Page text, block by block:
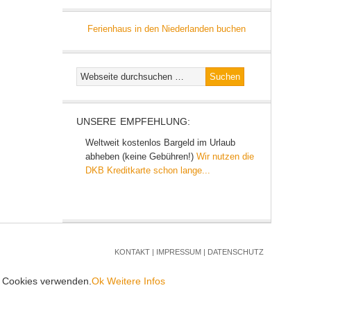
Ferienhaus in den Niederlanden buchen
UNSERE EMPFEHLUNG:
Weltweit kostenlos Bargeld im Urlaub
abheben (keine Gebühren!) Wir nutzen die
DKB Kreditkarte schon lange...
KONTAKT | IMPRESSUM | DATENSCHUTZ
verwenden. Ok Weitere Infos